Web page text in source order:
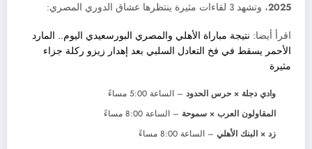
2025، وتشهد 3 لقاءات مثيرة ينتظرها عشاق الدوري المصري:
اقرأ أيضا: نتيجة مباراة الأهلي والمصري البورسعيدي اليوم.. المارد
الأحمر يسقط في فخ التعادل السلبي بعد إهدار زيزو ركلة جزاء
مثيرة
وادي دجلة × حرس الحدود – الساعة 5:00 مساءً
المقاولون العرب × سموحة – الساعة 8:00 مساءً
زد × البنك الأهلي – الساعة 8:00 مساءً